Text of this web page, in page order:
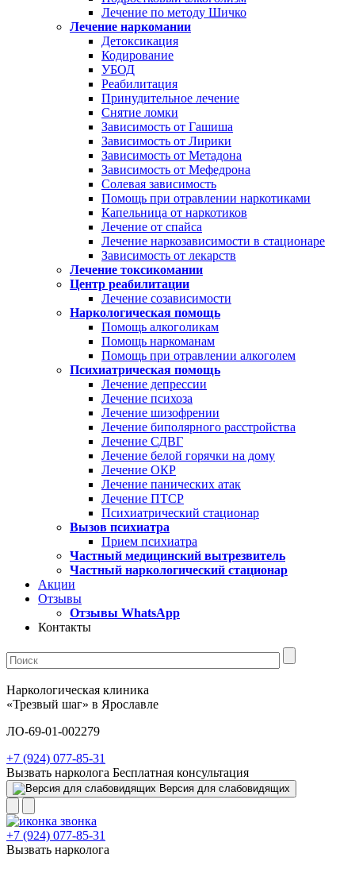
Лечение по методу Шичко
Лечение наркомании
Детоксикация
Кодирование
УБОД
Реабилитация
Принудительное лечение
Снятие ломки
Зависимость от Гашиша
Зависимость от Лирики
Зависимость от Метадона
Зависимость от Мефедрона
Солевая зависимость
Помощь при отравлении наркотиками
Капельница от наркотиков
Лечение от спайса
Лечение наркозависимости в стационаре
Зависимость от лекарств
Лечение токсикомании
Центр реабилитации
Лечение созависимости
Наркологическая помощь
Помощь алкоголикам
Помощь наркоманам
Помощь при отравлении алкоголем
Психиатрическая помощь
Лечение депрессии
Лечение психоза
Лечение шизофрении
Лечение биполярного расстройства
Лечение СДВГ
Лечение белой горячки на дому
Лечение ОКР
Лечение панических атак
Лечение ПТСР
Психиатрический стационар
Вызов психиатра
Прием психиатра
Частный медицинский вытрезвитель
Частный наркологический стационар
Акции
Отзывы
Отзывы WhatsApp
Контакты
Наркологическая клиника
«Трезвый шаг» в Ярославле
ЛО-69-01-002279
+7 (924) 077-85-31
Вызвать нарколога Бесплатная консультация
Версия для слабовидящих
+7 (924) 077-85-31
Вызвать нарколога